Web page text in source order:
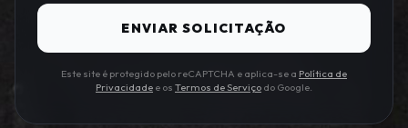
ENVIAR SOLICITAÇÃO
Este site é protegido pelo reCAPTCHA e aplica-se a Política de
Privacidade e os Termos de Serviço do Google.